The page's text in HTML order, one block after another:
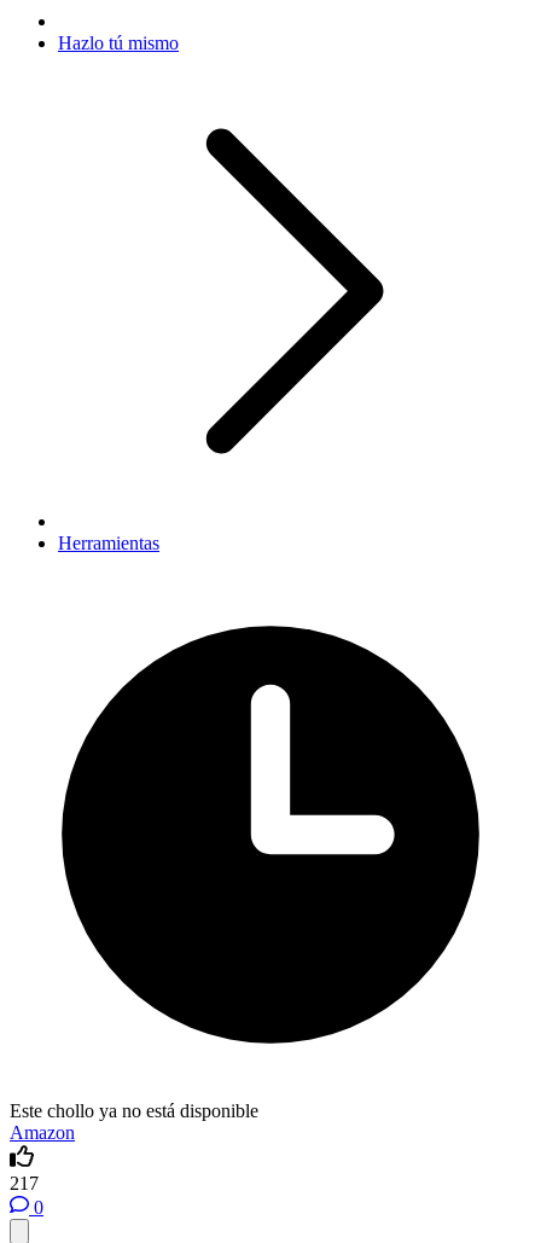
Hazlo tú mismo
Herramientas
Este chollo ya no está disponible
Amazon
217
0